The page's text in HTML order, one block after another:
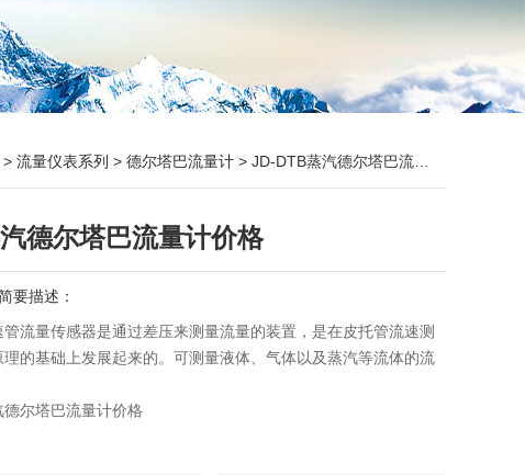
> 流量仪表系列 > 德尔塔巴流量计 > JD-DTB蒸汽德尔塔巴流量计价格
德尔塔巴流量计价格
要描述：
管流量传感器是通过差压来测量流量的装置，是在皮托管流速测
理的基础上发展起来的。可测量液体、气体以及蒸汽等流体的流
德尔塔巴流量计价格